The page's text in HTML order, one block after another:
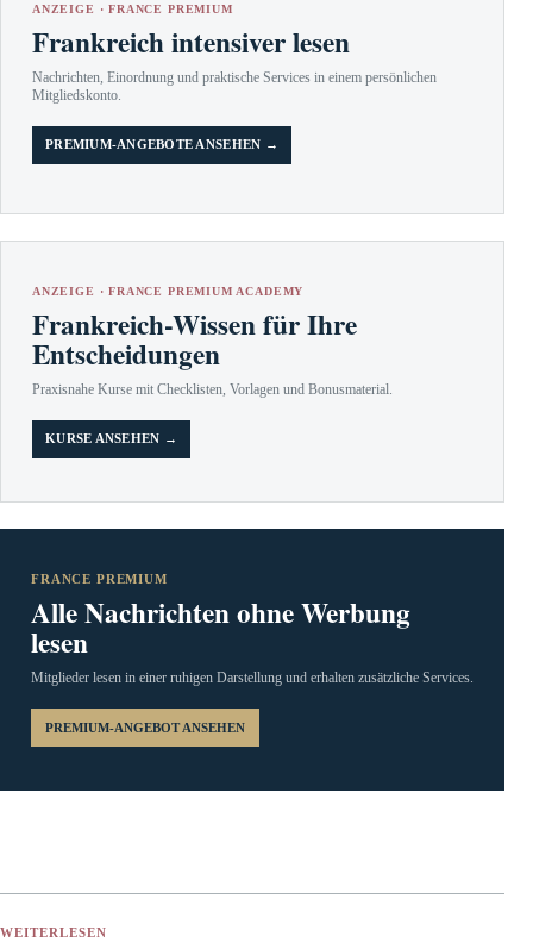
ANZEIGE · FRANCE PREMIUM
Frankreich intensiver lesen
Nachrichten, Einordnung und praktische Services in einem persönlichen
Mitgliedskonto.
PREMIUM-ANGEBOTE ANSEHEN →
ANZEIGE · FRANCE PREMIUM ACADEMY
Frankreich-Wissen für Ihre
Entscheidungen
Praxisnahe Kurse mit Checklisten, Vorlagen und Bonusmaterial.
KURSE ANSEHEN →
FRANCE PREMIUM
Alle Nachrichten ohne Werbung
lesen
Mitglieder lesen in einer ruhigen Darstellung und erhalten zusätzliche Services.
PREMIUM-ANGEBOT ANSEHEN
WEITERLESEN